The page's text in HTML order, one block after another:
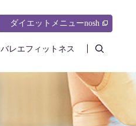
バレエフィットネス search
ダイエットメニューnosh